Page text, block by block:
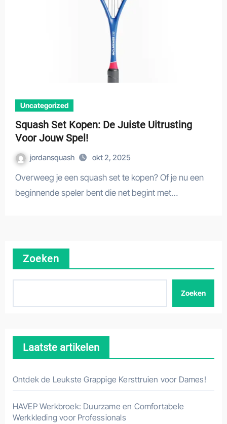
Uncategorized
Squash Set Kopen: De Juiste Uitrusting
Voor Jouw Spel!
jordansquash okt 2, 2025
Overweeg je een squash set te kopen? Of je nu een
beginnende speler bent die net begint met…
Zoeken
Zoeken
Laatste artikelen
Ontdek de Leukste Grappige Kersttruien voor Dames!
HAVEP Werkbroek: Duurzame en Comfortabele
Werkkleding voor Professionals